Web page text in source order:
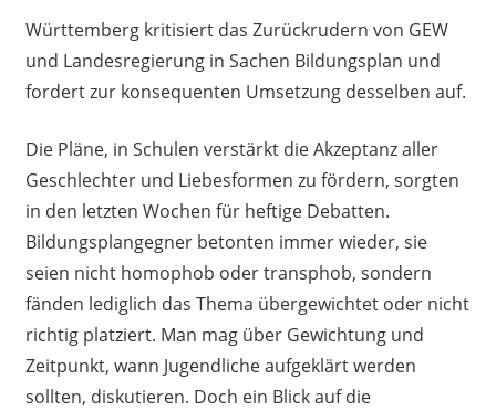
Württemberg kritisiert das Zurückrudern von GEW
und Landesregierung in Sachen Bildungsplan und
fordert zur konsequenten Umsetzung desselben auf.
Die Pläne, in Schulen verstärkt die Akzeptanz aller
Geschlechter und Liebesformen zu fördern, sorgten
in den letzten Wochen für heftige Debatten.
Bildungsplangegner betonten immer wieder, sie
seien nicht homophob oder transphob, sondern
fänden lediglich das Thema übergewichtet oder nicht
richtig platziert. Man mag über Gewichtung und
Zeitpunkt, wann Jugendliche aufgeklärt werden
sollten, diskutieren. Doch ein Blick auf die